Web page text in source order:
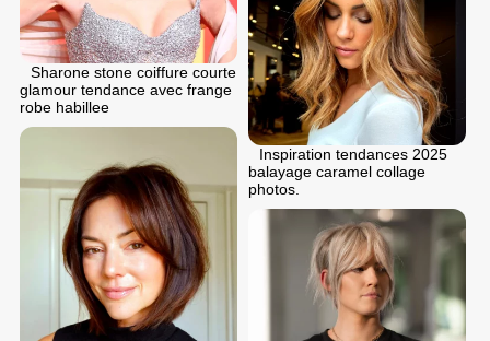
Inspiration tendances 2025
balayage caramel collage
photos.
Sharone stone coiffure courte
glamour tendance avec frange
robe habillee